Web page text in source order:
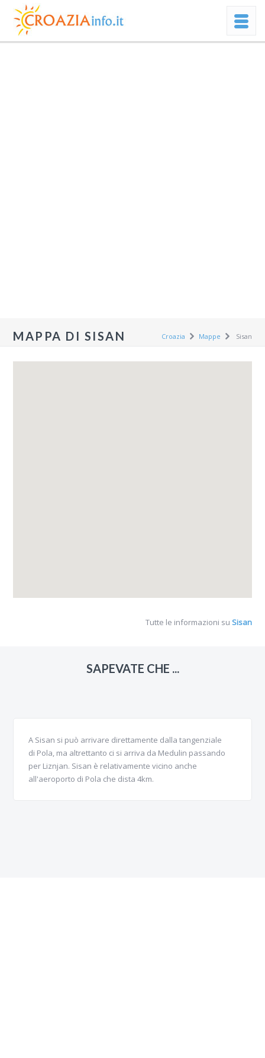
MAPPA DI SISAN Croazia Mappe Sisan
Tutte le informazioni su Sisan
SAPEVATE CHE ...
A Sisan si può arrivare direttamente dalla tangenziale
di Pola, ma altrettanto ci si arriva da Medulin passando
per Liznjan. Sisan è relativamente vicino anche
all'aeroporto di Pola che dista 4km.